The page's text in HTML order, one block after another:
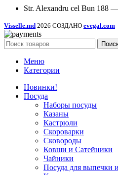
Str. Alexandru cel Bun 188 —
Visselle.md 2026 СОЗДАНО evegal.com
Меню
Категории
Новинки!
Посуда
Наборы посуды
Казаны
Кастрюли
Скороварки
Сковороды
Ковши и Сатейники
Чайники
Посуда для выпечки